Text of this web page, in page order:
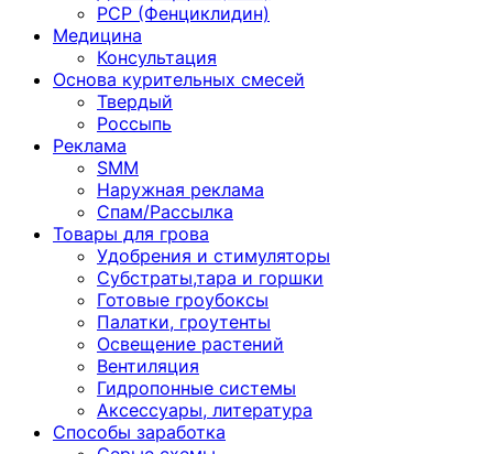
PCP (Фенциклидин)
Медицина
Консультация
Основа курительных смесей
Твердый
Россыпь
Реклама
SMM
Наружная реклама
Спам/Рассылка
Товары для грова
Удобрения и стимуляторы
Субстраты,тара и горшки
Готовые гроубоксы
Палатки, гроутенты
Освещение растений
Вентиляция
Гидропонные системы
Аксессуары, литература
Способы заработка